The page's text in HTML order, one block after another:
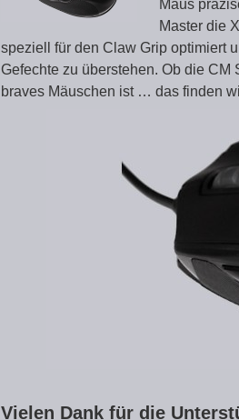
Maus
Master die
speziell für den Claw Grip optimiert
Gefechte zu überstehen. Ob die CM
braves Mäuschen ist … das finden
Vielen Dank für die